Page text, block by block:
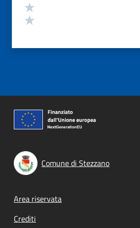
Comune di Stezzano
Footer menu
Area riservata
Crediti